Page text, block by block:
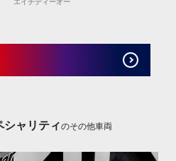
エイチディーオー
シャリティのその他車両